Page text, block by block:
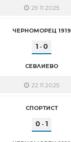
29.11.2025
ЧЕРНОМОРЕЦ 1919
1 - 0
СЕВЛИЕВО
22.11.2025
СПОРТИСТ
0 - 1